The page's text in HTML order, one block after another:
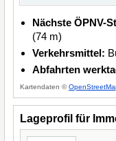
Nächste ÖPNV-
(74 m)
Verkehrsmittel:
Abfahrten
Kartendaten ©
Lageprofil für